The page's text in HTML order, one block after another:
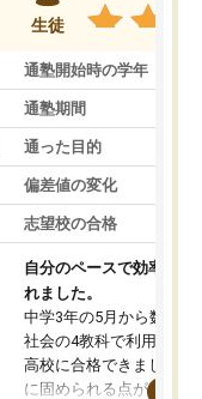
生徒
通塾開始時の学年
通塾期間
通った目的
偏差値の変化
志望校の合格
自分のペースで効率よく
れました。
中学3年の5月から数学・
社会の4教科で利用し、
高校に合格できました。
に固められる点が魅力で